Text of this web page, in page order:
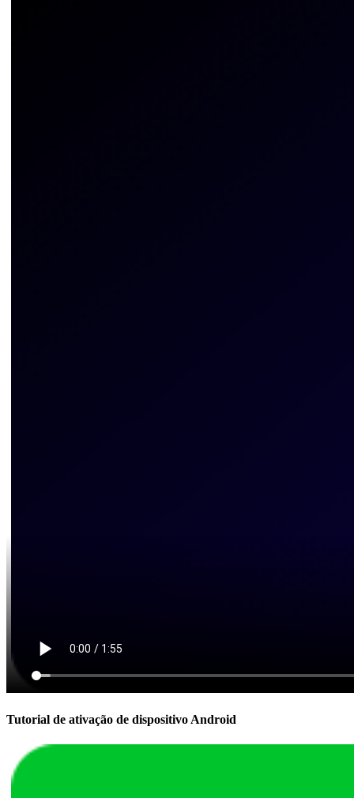
Tutorial de ativação de dispositivo Android